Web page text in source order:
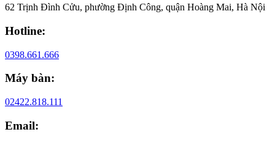
62 Trịnh Đình Cửu, phường Định Công, quận Hoàng Mai, Hà Nội
Hotline:
0398.661.666
Máy bàn:
02422.818.111
Email: